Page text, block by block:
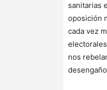
sanitarias
oposición
cada vez
nos